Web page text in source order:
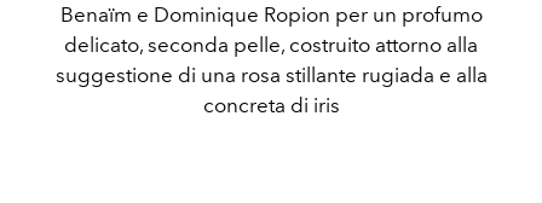
Benaïm e Dominique Ropion per un profumo
delicato, seconda pelle, costruito attorno alla
suggestione di una rosa stillante rugiada e alla
concreta di iris